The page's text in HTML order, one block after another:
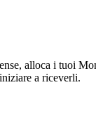
alloca i tuoi
a riceverli.